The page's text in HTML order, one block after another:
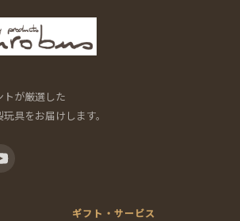
トが厳選した
具をお届けします。
ギフト・サービス